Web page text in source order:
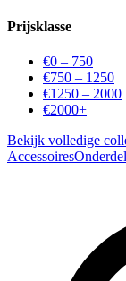
Prijsklasse
€0 – 750
€750 – 1250
€1250 – 2000
€2000+
Bekijk volledige
Accessoires